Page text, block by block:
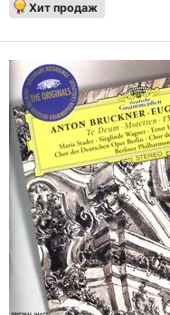
Рихтер был далек от
произведений Иоганна
Интерпретация
Бранденбургского
часть "Золотой
Солнечную систему в
человечества на
"Вояджер-2".
"Раскрывая Баха"
основные
Рихтера на клавесине
свидетельство и
убежденного
Хит продаж